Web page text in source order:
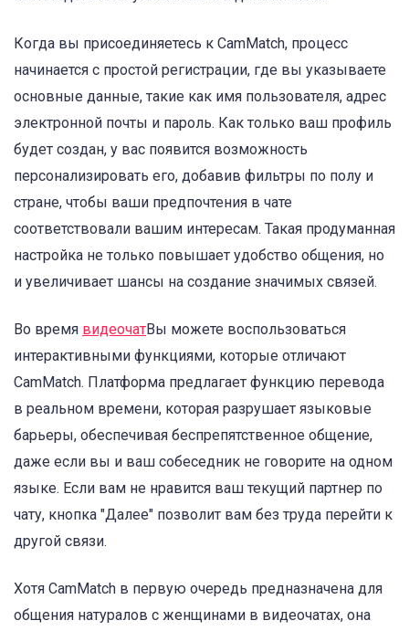
Когда вы присоединяетесь к CamMatch, процесс
начинается с простой регистрации, где вы указываете
основные данные, такие как имя пользователя, адрес
электронной почты и пароль. Как только ваш профиль
будет создан, у вас появится возможность
персонализировать его, добавив фильтры по полу и
стране, чтобы ваши предпочтения в чате
соответствовали вашим интересам. Такая продуманная
настройка не только повышает удобство общения, но
и увеличивает шансы на создание значимых связей.
Во время видеочатВы можете воспользоваться
интерактивными функциями, которые отличают
CamMatch. Платформа предлагает функцию перевода
в реальном времени, которая разрушает языковые
барьеры, обеспечивая беспрепятственное общение,
даже если вы и ваш собеседник не говорите на одном
языке. Если вам не нравится ваш текущий партнер по
чату, кнопка "Далее" позволит вам без труда перейти к
другой связи.
Хотя CamMatch в первую очередь предназначена для
общения натуралов с женщинами в видеочатах, она